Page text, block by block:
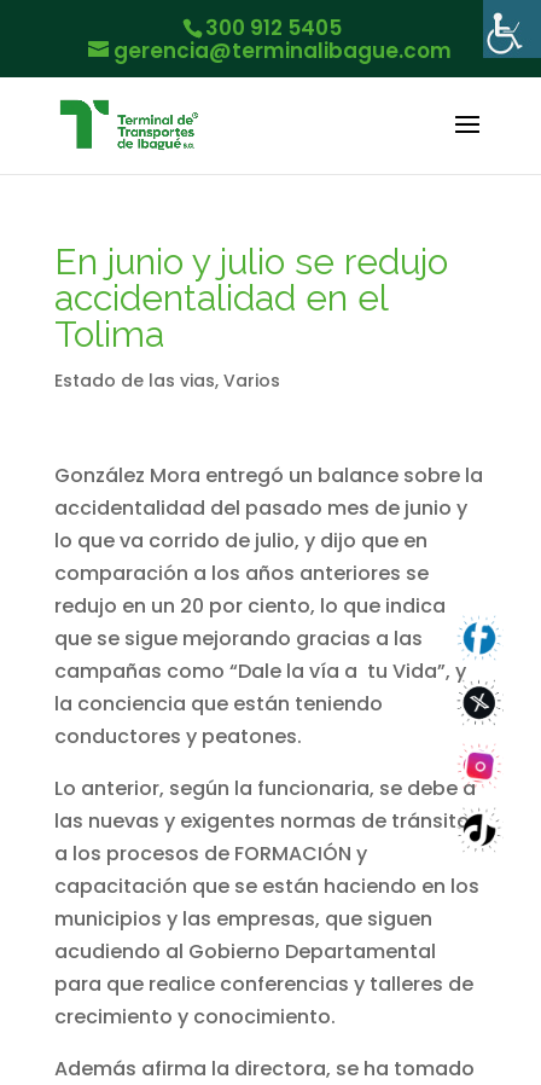
300 912 5405
gerencia@terminalibague.com
En junio y julio se redujo
accidentalidad en el
Tolima
Estado de las vias, Varios
González Mora entregó un balance sobre la
accidentalidad del pasado mes de junio y
lo que va corrido de julio, y dijo que en
comparación a los años anteriores se
redujo en un 20 por ciento, lo que indica
que se sigue mejorando gracias a las
campañas como “Dale la vía a tu Vida”, y
la conciencia que están teniendo
conductores y peatones.
Lo anterior, según la funcionaria, se debe a
las nuevas y exigentes normas de tránsito,
a los procesos de FORMACIÓN y
capacitación que se están haciendo en los
municipios y las empresas, que siguen
acudiendo al Gobierno Departamental
para que realice conferencias y talleres de
crecimiento y conocimiento.
Además afirma la directora, se ha tomado